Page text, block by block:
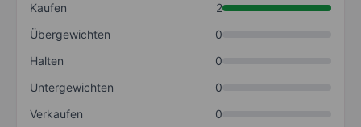
Kaufen
2
Übergewichten
0
Halten
0
Untergewichten
0
Verkaufen
0